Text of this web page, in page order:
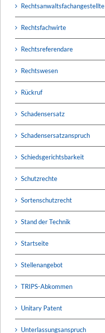
Rechtsanwaltsfachangestellte
Rechtsfachwirte
Rechtsreferendare
Rechtswesen
Rückruf
Schadensersatz
Schadensersatzanspruch
Schiedsgerichtsbarkeit
Schutzrechte
Sortenschutzrecht
Stand der Technik
Startseite
Stellenangebot
TRIPS-Abkommen
Unitary Patent
Unterlassungsanspruch